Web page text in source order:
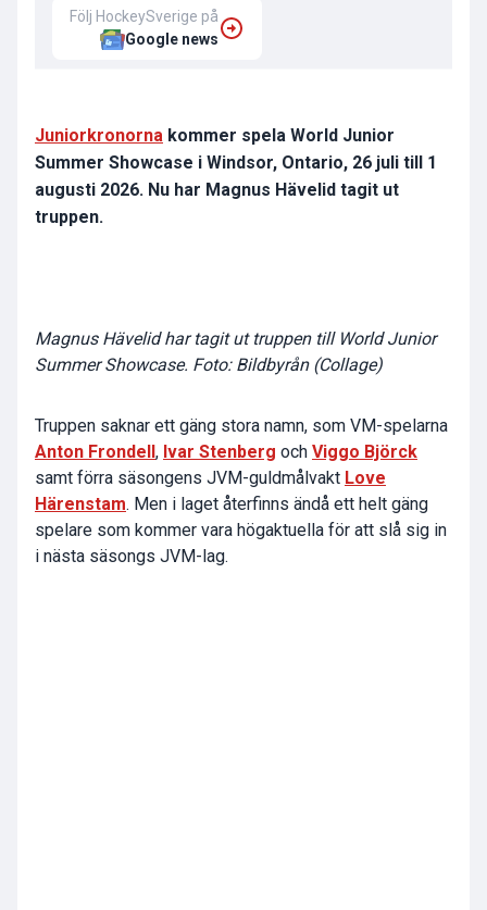
Följ HockeySverige på
Google news
Juniorkronorna kommer spela World Junior
Summer Showcase i Windsor, Ontario, 26 juli till 1
augusti 2026. Nu har Magnus Hävelid tagit ut
truppen.
Magnus Hävelid har tagit ut truppen till World Junior
Summer Showcase. Foto: Bildbyrån (Collage)
Truppen saknar ett gäng stora namn, som VM-spelarna
Anton Frondell , Ivar Stenberg och Viggo Björck
samt förra säsongens JVM-guldmålvakt Love
Härenstam. Men i laget återfinns ändå ett helt gäng
spelare som kommer vara högaktuella för att slå sig in
i nästa säsongs JVM-lag.